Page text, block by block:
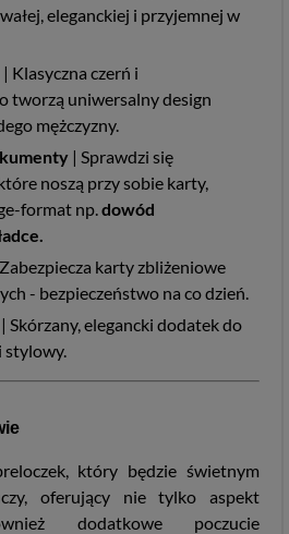
eleganckiej i przyjemnej w
| Klasyczna czerń i
tworzą uniwersalny design
mężczyzny.
| Sprawdzi się
noszą przy sobie karty,
format np.dowód
karty zbliżeniowe
- bezpieczeństwo na co dzień.
| Skórzany, elegancki dodatek do
stylowy.
który będzie świetnym
oferujący nie tylko aspekt
dodatkowe poczucie